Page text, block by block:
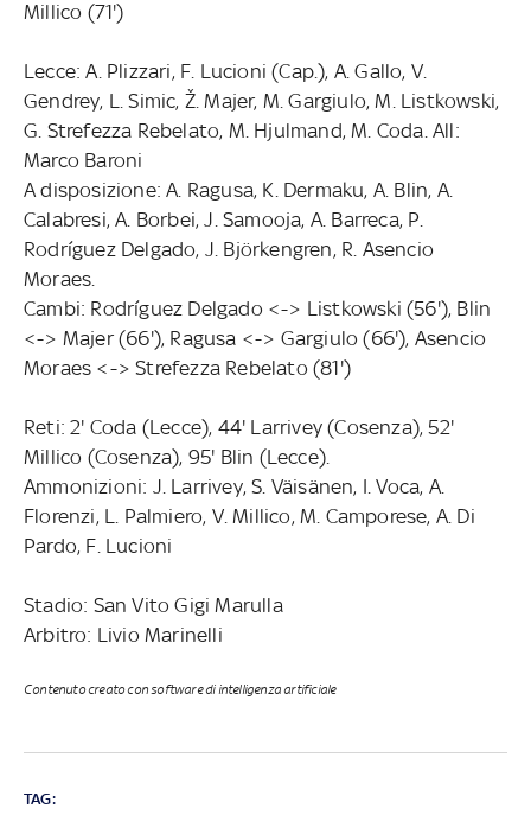
Millico (71')
Lecce: A. Plizzari, F. Lucioni (Cap.), A. Gallo, V.
Gendrey, L. Simic, Ž. Majer, M. Gargiulo, M. Listkowski,
G. Strefezza Rebelato, M. Hjulmand, M. Coda. All:
Marco Baroni
A disposizione: A. Ragusa, K. Dermaku, A. Blin, A.
Calabresi, A. Borbei, J. Samooja, A. Barreca, P.
Rodríguez Delgado, J. Björkengren, R. Asencio
Moraes.
Cambi: Rodríguez Delgado <-> Listkowski (56'), Blin
<-> Majer (66'), Ragusa <-> Gargiulo (66'), Asencio
Moraes <-> Strefezza Rebelato (81')
Reti: 2' Coda (Lecce), 44' Larrivey (Cosenza), 52'
Millico (Cosenza), 95' Blin (Lecce).
Ammonizioni: J. Larrivey, S. Väisänen, I. Voca, A.
Florenzi, L. Palmiero, V. Millico, M. Camporese, A. Di
Pardo, F. Lucioni
Stadio: San Vito Gigi Marulla
Arbitro: Livio Marinelli
Contenuto creato con software di intelligenza artificiale
TAG: